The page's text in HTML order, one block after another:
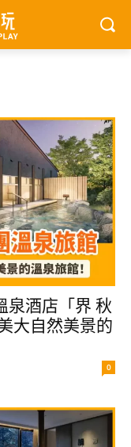
泉酒店「界 秋
大自然美景的
0